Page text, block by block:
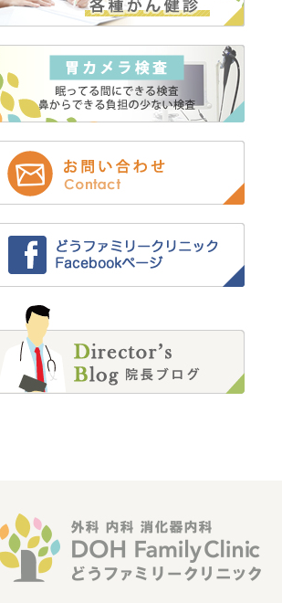
2023年3月 (2)
2022年12月 (2)
2022年11月 (2)
2022年9月 (1)
2022年8月 (12)
2022年7月 (12)
2022年6月 (1)
2022年5月 (1)
2022年2月 (4)
2022年1月 (2)
2021年12月 (3)
2021年11月 (5)
2021年10月 (6)
2021年9月 (4)
2021年8月 (3)
2021年2月 (1)
2021年1月 (2)
2020年12月 (3)